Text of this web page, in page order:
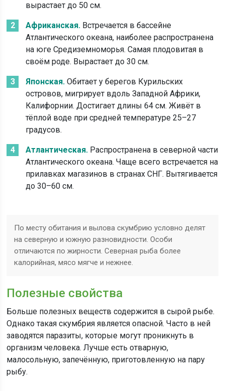
вырастает до 50 см.
Африканская. Встречается в бассейне
Атлантического океана, наиболее распространена
на юге Средиземноморья. Самая плодовитая в
своём роде. Вырастает до 30 см.
Японская. Обитает у берегов Курильских
островов, мигрирует вдоль Западной Африки,
Калифорнии. Достигает длины 64 см. Живёт в
тёплой воде при средней температуре 25–27
градусов.
Атлантическая. Распространена в северной части
Атлантического океана. Чаще всего встречается на
прилавках магазинов в странах СНГ. Вытягивается
до 30–60 см.
По месту обитания и вылова скумбрию условно делят
на северную и южную разновидности. Особи
отличаются по жирности. Северная рыба более
калорийная, мясо мягче и нежнее.
Полезные свойства
Больше полезных веществ содержится в сырой рыбе.
Однако такая скумбрия является опасной. Часто в ней
заводятся паразиты, которые могут проникнуть в
организм человека. Лучше есть отварную,
малосольную, запечённую, приготовленную на пару
рыбу.